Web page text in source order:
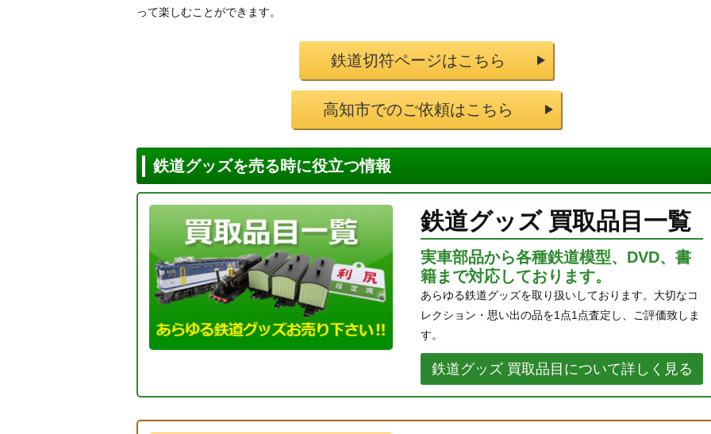
って楽しむことができます。
鉄道切符ページはこちら
高知市でのご依頼はこちら
鉄道グッズを売る時に役立つ情報
鉄道グッズ 買取品目一覧
実車部品から各種鉄道模型、DVD、書
籍まで対応しております。
あらゆる鉄道グッズを取り扱いしております。大切なコ
レクション・思い出の品を1点1点査定し、ご評価致しま
す。
鉄道グッズ 買取品目について詳しく見る